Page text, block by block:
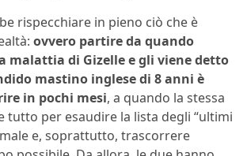
rispecchiare in pieno ciò che è
ovvero partire da quando
malattia di Gizelle e gli viene detto
mastino inglese di 8 anni è
in pochi mesi, a quando la stessa
tutto per esaudire la lista degli “ultimi
e, soprattutto, trascorrere